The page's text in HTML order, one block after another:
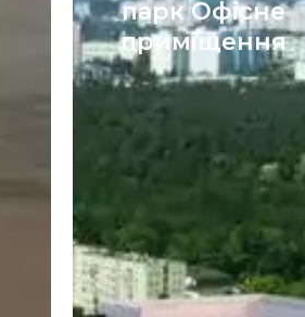
парк Офісне
приміщення